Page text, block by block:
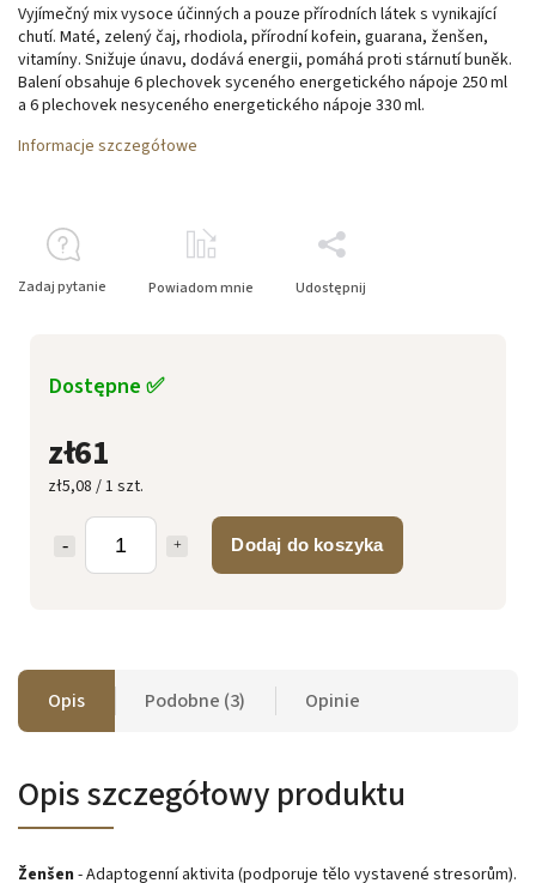
zł61
zł5,08 / 1 szt.
Dodaj do koszyka
Dostępne ✅
Vyjímečný mix vysoce účinných a pouze přírodních látek s vynikající
chutí. Maté, zelený čaj, rhodiola, přírodní kofein, guarana, ženšen,
vitamíny. Snižuje únavu, dodává energii, pomáhá proti stárnutí buněk.
Balení obsahuje 6 plechovek syceného energetického nápoje 250 ml
a 6 plechovek nesyceného energetického nápoje 330 ml.
Informacje szczegółowe
Zadaj pytanie Powiadom mnie Udostępnij
Opis Podobne (3) Opinie
Opis szczegółowy produktu
Ženšen - Adaptogenní aktivita (podporuje tělo vystavené stresorům).